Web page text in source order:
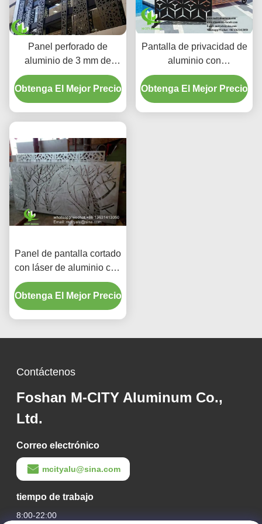
Panel perforado de
aluminio de 3 mm de
espesor con superficie
con recubrimiento en
polvo y colores RAL
fachadas
Obtenga El Mejor Precio
Pantalla de privacidad de
aluminio con
recubrimiento en polvo
con patrón cortado con
láser en color RAL
Obtenga El Mejor Precio
Panel de pantalla cortado
con láser de aluminio con
recubrimiento en polvo en
colores RAL
personalizados y tamaño
mm para decoración de
Obtenga El Mejor Precio
Contáctenos
Foshan M-CITY Aluminum Co.,
Ltd.
Correo electrónico
mcityalu@sina.com
tiempo de trabajo
8:00-22:00